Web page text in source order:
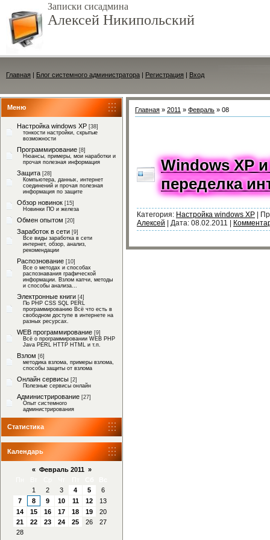
Записки сисадмина
Алексей Никипольский
Главная | Блог системного администратора | Регистрация | Вход
Меню
Настройка windows XP [38]
тонкости настройки, скрытые
возможности
Программирование [8]
Нюансы, примеры, мои наработки и
прочая полезная информация
Защита [28]
Компьютера, данных, интернет
соединений и прочая полезная
информация по защите
Обзор новинок [15]
Новинки ПО и железа
Обмен опытом [20]
Заработок в сети [9]
Все виды заработка в сети
интернет, обзор, анализ,
рекомендации
Распознование [10]
Все о методах и способах
распознавания графической
информации. Взлом капчи, методы
и способы анализа...
Электронные книги [4]
По PHP CSS SQL PERL
программированию Всё что есть в
свободном доступе в интернете на
разных ресурсах.
WEB программирование [9]
Всё о программировании WEB PHP
Java PERL HTTP HTML и т.п.
Взлом [6]
методика взлома, примеры взлома,
способы защиты от взлома
Онлайн сервисы [2]
Полезные сервисы онлайн
Администрирование [27]
Опыт системного
администрирования
Статистика
Календарь
« Февраль 2011 »
1
2 3 4 5
6
7
8 9 10 11 12
13
14
15 16 17 18 19
20
21
22 23 24 25 26
27
28
Главная » 2011 » Февраль » 08
Windows XP
переделка
Категория: Настройка windows XP
Алексей
Дата: 08.02.2011